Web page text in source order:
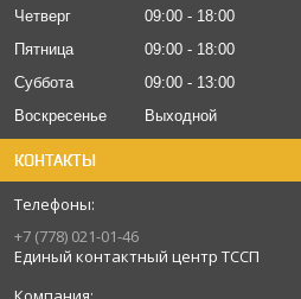
Четверг
09:00
18:00
Пятница
09:00
18:00
Суббота
09:00
13:00
Воскресенье
Выходной
КОНТАКТЫ
+7 (778) 021-01-46
Единый контактный центр ТССП